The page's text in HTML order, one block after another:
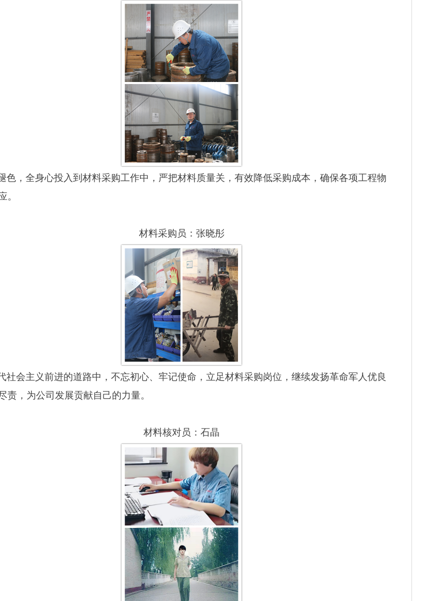
色，全身心投入到材料采购工作中，严把材料质量关，有效降低采购成本，确保各项工程物
。
材料采购员：张晓彤
社会主义前进的道路中，不忘初心、牢记使命，立足材料采购岗位，继续发扬革命军人优良
责，为公司发展贡献自己的力量。
材料核对员：石晶